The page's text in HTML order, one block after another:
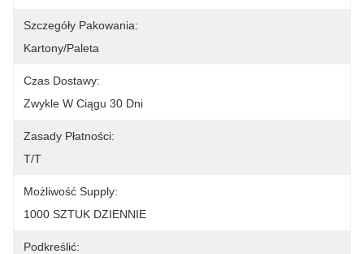
Szczegóły Pakowania:
Kartony/paleta
Czas Dostawy:
Zwykle W Ciągu 30 Dni
Zasady Płatności:
T/T
Możliwość Supply:
1000 SZTUK DZIENNIE
Podkreślić: